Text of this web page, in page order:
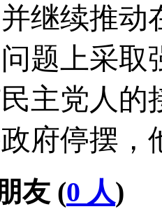
继续推动
题上采
主党人的
府停摆，
友 (0 人)